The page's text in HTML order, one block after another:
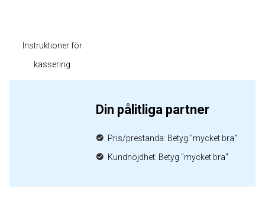
Instruktioner för
kassering
Din pålitliga partner
Pris/prestanda: Betyg "mycket bra"
Kundnöjdhet: Betyg "mycket bra"